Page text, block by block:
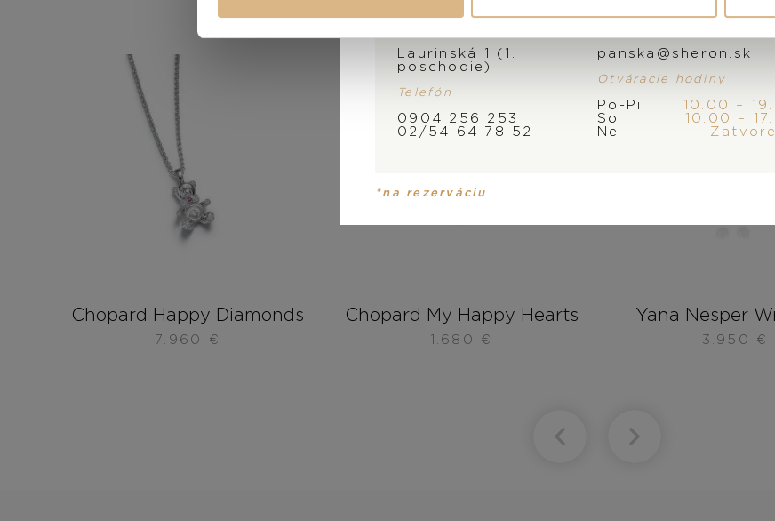
Chopard Happy Diamonds
7.960 €
Chopard My Happy Hearts
1.680 €
Yana Nesper
3.950 €
Laurinská 1 (1.
poschodie)
Telefón
0904 256 253
02/54 64 78 52
panska@sheron.sk
Otváracie hodiny
Po-Pi
10.00 –
So
10.00 –
Ne
*na rezerváciu